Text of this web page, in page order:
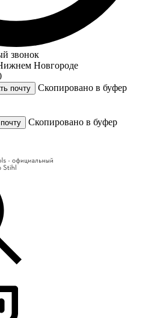
звонок
Новгороде
почту
Скопировано в буфер
Скопировано в буфер